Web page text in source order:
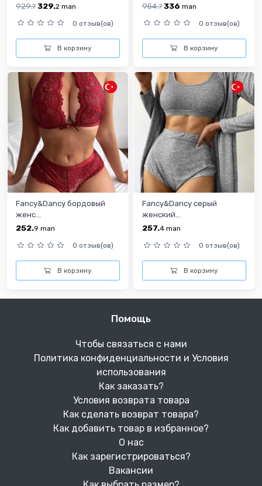
929.7 329.2 man
0 отзыв(ов)
В корзину
954.7 336 man
0 отзыв(ов)
В корзину
Fancy&Dancy бордовый
женс...
252.9 man
0 отзыв(ов)
В корзину
Fancy&Dancy серый
женский...
257.4 man
0 отзыв(ов)
В корзину
Помощь
Чтобы связаться с нами
Политика конфиденциальности и Условия
использования
Как заказать?
Условия возврата товара
Как сделать возврат товара?
Как добавить товар в избранное?
О нас
Как зарегистрироваться?
Вакансии